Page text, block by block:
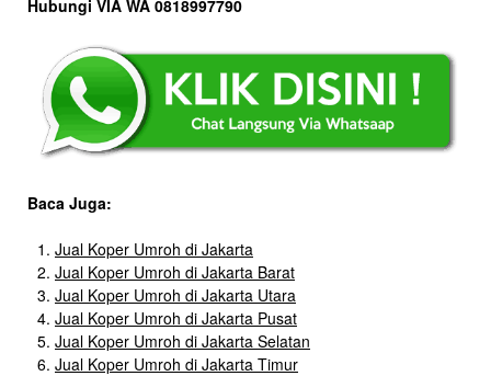
Hubungi VIA WA 0818997790
Baca Juga:
Jual Koper Umroh di Jakarta
Jual Koper Umroh di Jakarta Barat
Jual Koper Umroh di Jakarta Utara
Jual Koper Umroh di Jakarta Pusat
Jual Koper Umroh di Jakarta Selatan
Jual Koper Umroh di Jakarta Timur